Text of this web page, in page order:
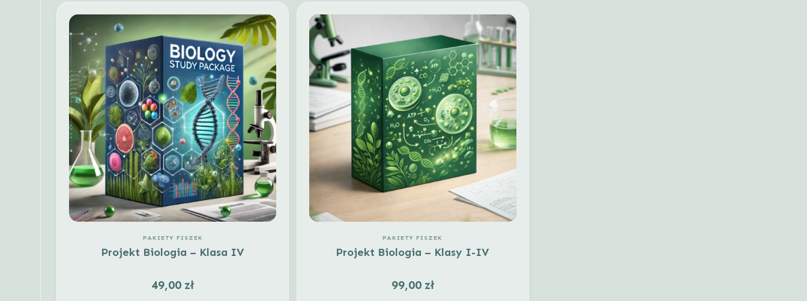
PAKIETY FISZEK
Projekt Biologia – Klasa IV
zł
49,00
PAKIETY FISZEK
Projekt Biologia – Klasy I-IV
zł
99,00